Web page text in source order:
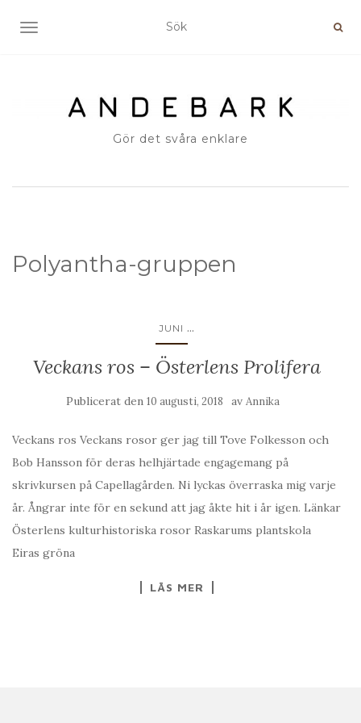
SLÅ PÅ/AV NAVIGERING
Gör det svåra enklare
Polyantha-gruppen
JUNI ...
Veckans ros – Österlens Prolifera
Publicerat den 10 augusti, 2018 av Annika
Veckans ros Veckans rosor ger jag till Tove Folkesson och
Bob Hansson för deras helhjärtade engagemang på
skrivkursen på Capellagården. Ni lyckas överraska mig varje
år. Ångrar inte för en sekund att jag åkte hit i år igen. Länkar
Österlens kulturhistoriska rosor Raskarums plantskola
Eiras gröna
LÄS MER